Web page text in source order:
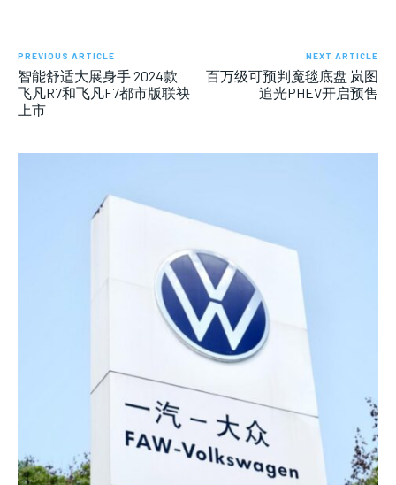
PREVIOUS ARTICLE
智能舒适大展身手 2024款
飞凡R7和飞凡F7都市版联袂
上市
NEXT ARTICLE
百万级可预判魔毯底盘 岚图
追光PHEV开启预售